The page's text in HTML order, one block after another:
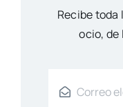
Reci­be
ocio, de